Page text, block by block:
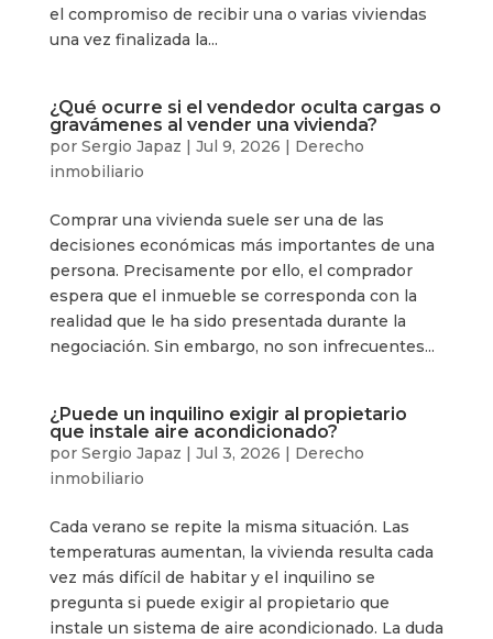
el compromiso de recibir una o varias viviendas
una vez finalizada la...
¿Qué ocurre si el vendedor oculta cargas o
gravámenes al vender una vivienda?
por Sergio Japaz | Jul 9, 2026 | Derecho
inmobiliario
Comprar una vivienda suele ser una de las
decisiones económicas más importantes de una
persona. Precisamente por ello, el comprador
espera que el inmueble se corresponda con la
realidad que le ha sido presentada durante la
negociación. Sin embargo, no son infrecuentes...
¿Puede un inquilino exigir al propietario
que instale aire acondicionado?
por Sergio Japaz | Jul 3, 2026 | Derecho
inmobiliario
Cada verano se repite la misma situación. Las
temperaturas aumentan, la vivienda resulta cada
vez más difícil de habitar y el inquilino se
pregunta si puede exigir al propietario que
instale un sistema de aire acondicionado. La duda